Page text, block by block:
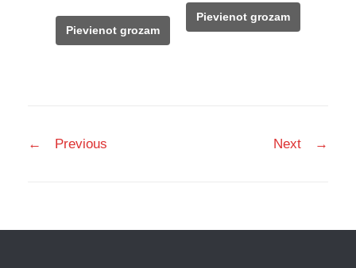
was:
2
Pievienot grozam
was:
247,00 €.
172,00 €.
Pievienot grozam
navigation
← Previous Next →